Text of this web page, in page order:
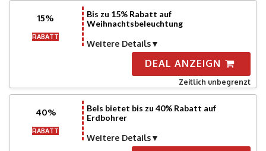
15%
RABATT
Bis zu 15% Rabatt auf
Weihnachtsbeleuchtung
Weitere Details
DEAL ANZEIGN
Zeitlich unbegrenzt
40%
RABATT
Bels bietet bis zu 40% Rabatt auf
Erdbohrer
Weitere Details